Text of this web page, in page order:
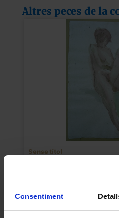
Consentiment
Altres peces de la
Sense títol